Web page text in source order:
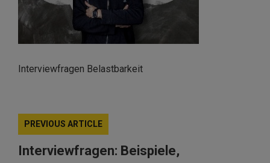
Interviewfragen Belastbarkeit
PREVIOUS ARTICLE
Interviewfragen: Beispiele,